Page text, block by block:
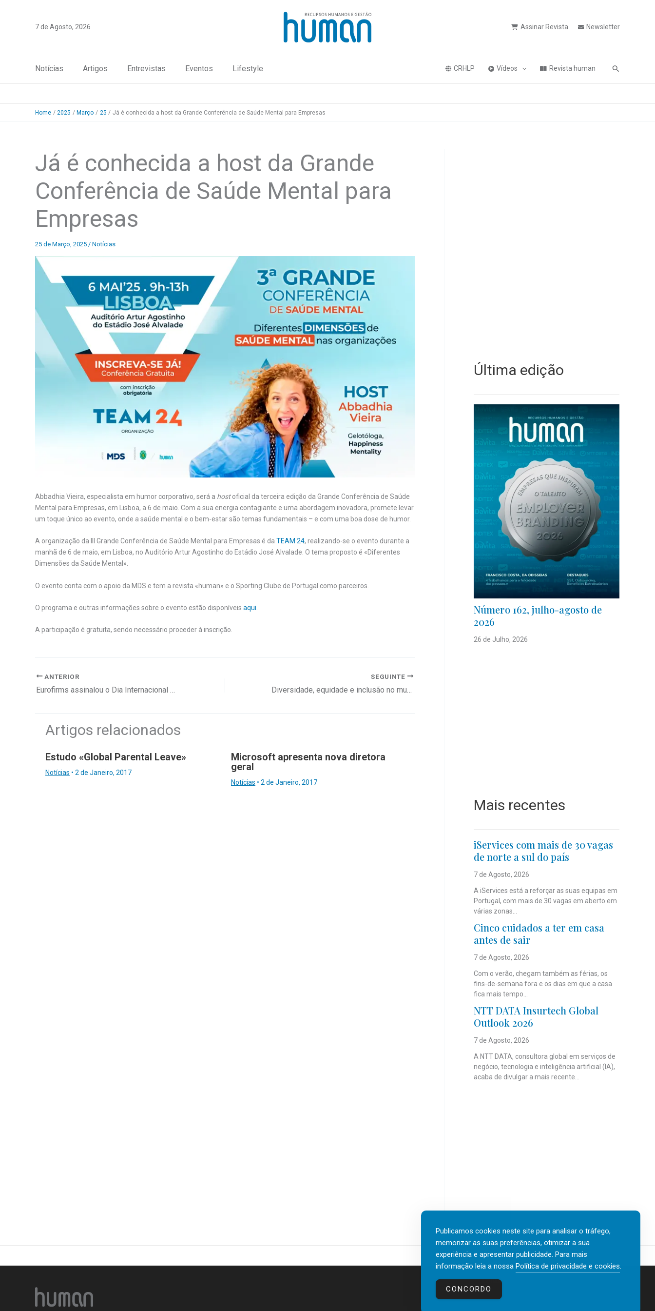
7 de Agosto, 2026 Assinar Revista Newsletter
Notícias Artigos Entrevistas Eventos Lifestyle CRHLP Vídeos Revista human Pesquisa
Home 2025 Março 25 Já é conhecida a host da Grande Conferência de Saúde Mental para Empresas
Já é conhecida a host da Grande
Conferência de Saúde Mental para
Empresas
25 de Março, 2025 / Notícias
Abbadhia Vieira, especialista em humor corporativo, será a hostoficial da terceira edição da Grande Conferência de Saúde
Mental para Empresas, em Lisboa, a 6 de maio. Com a sua energia contagiante e uma abordagem inovadora, promete levar
um toque único ao evento, onde a saúde mental e o bem-estar são temas fundamentais – e com uma boa dose de humor.
A organização da III Grande Conferência de Saúde Mental para Empresas é da TEAM 24, realizando-se o evento durante a
manhã de 6 de maio, em Lisboa, no Auditório Artur Agostinho do Estádio José Alvalade. O tema proposto é «Diferentes
Dimensões da Saúde Mental».
O evento conta com o apoio da MDS e tem a revista «human» e o Sporting Clube de Portugal como parceiros.
O programa e outras informações sobre o evento estão disponíveis aqui
A participação é gratuita, sendo necessário proceder à inscrição.
ANTERIOR
Eurofirms assinalou o Dia Internacional da Felicidade
SEGUINTE
Diversidade, equidade e inclusão no mundo do trabalho
Artigos relacionados
Estudo «Global Parental Leave»
Notícias • 2 de Janeiro, 2017
Microsoft apresenta nova diretora
geral
Notícias • 2 de Janeiro, 2017
Última edição
Número 162, julho-agosto de
2026
26 de Julho, 2026
Mais recentes
iServices com mais de 30 vagas
de norte a sul do país
7 de Agosto, 2026
A iServices está a reforçar as suas equipas em
Portugal, com mais de 30 vagas em aberto em
várias zonas...
Cinco cuidados a ter em casa
antes de sair
7 de Agosto, 2026
Com o verão, chegam também as férias, os
fins-de-semana fora e os dias em que a casa
fica mais tempo...
NTT DATA Insurtech Global
Outlook 2026
7 de Agosto, 2026
A NTT DATA, consultora global em serviços de
negócio, tecnologia e inteligência artificial (IA),
acaba de divulgar a mais recente...
Contactos
Publicamos cookies neste site para analisar o tráfego,
memorizar as suas preferências, otimizar a sua
experiência e apresentar publicidade. Para mais
informação leia a nossa Política de privacidade e cookies.
CONCORDO